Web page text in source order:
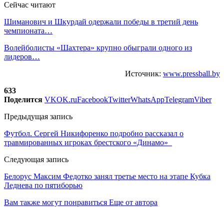
Сейчас читают
Шиманович и Шкурдай одержали победы в третий день
чемпионата…
Волейболисты «Шахтера» крупно обыграли одного из
лидеров…
Источник: www.pressball.by
633
Поделится VKOK.ruFacebookTwitterWhatsAppTelegramViber
Предыдущая запись
Футбол. Сергей Никифоренко подробно рассказал о
травмированных игроках брестского «Динамо»
Следующая запись
Белорус Максим Федотко занял третье место на этапе Кубка
Леднева по пятиборью
Вам также могут понравиться Еще от автора